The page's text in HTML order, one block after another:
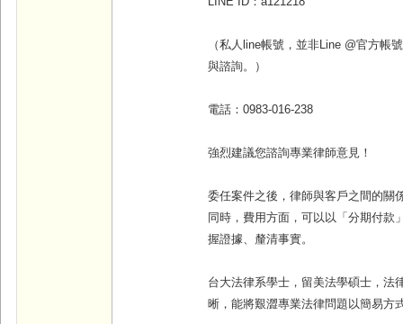
（私人line帳號，並非Line @官方帳
與諮詢。）
電話：0983-016-238
強烈建議您諮詢專業律師意見！
委任案件之後，律師與客戶之間的關
同時，費用方面，可以以「分期付款
握證據、釐清事實。
台大法律系學士，留美法學碩士，法
晰，能將艱澀專業法律問題以簡易方